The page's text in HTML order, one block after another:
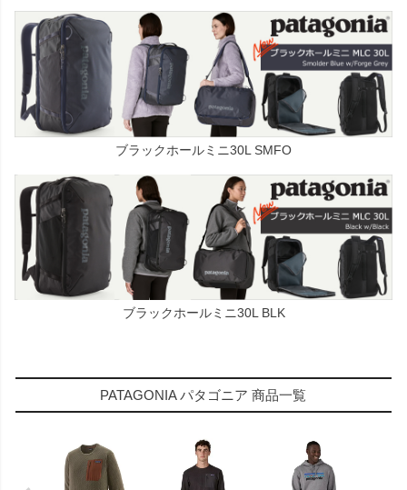
ブラックホールミニ30L SMFO
ブラックホールミニ30L BLK
PATAGONIA パタゴニア 商品一覧